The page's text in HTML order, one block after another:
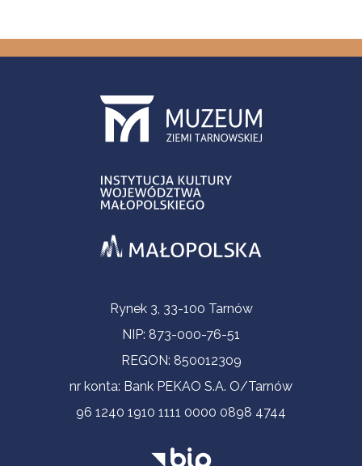
Informacje kontaktoweRynek 3, 33-100 Tarnów
NIP: 873-000-76-51
REGON: 850012309
nr konta: Bank PEKAO S.A. O/Tarnów
96 1240 1910 1111 0000 0898 4744